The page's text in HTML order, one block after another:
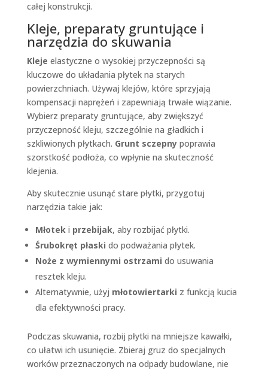
całej konstrukcji.
Kleje, preparaty gruntujące i
narzędzia do skuwania
Kleje elastyczne o wysokiej przyczepności są
kluczowe do układania płytek na starych
powierzchniach. Używaj klejów, które sprzyjają
kompensacji naprężeń i zapewniają trwałe wiązanie.
Wybierz preparaty gruntujące, aby zwiększyć
przyczepność kleju, szczególnie na gładkich i
szkliwionych płytkach. Grunt sczepnypoprawia
szorstkość podłoża, co wpłynie na skuteczność
klejenia.
Aby skutecznie usunąć stare płytki, przygotuj
narzędzia takie jak:
Młoteki przebijak, aby rozbijać płytki.
Śrubokręt płaski do podważania płytek.
Noże z wymiennymi ostrzami do usuwania
resztek kleju.
Alternatywnie, użyj młotowiertarki z funkcją kucia
dla efektywności pracy.
Podczas skuwania, rozbij płytki na mniejsze kawałki,
co ułatwi ich usunięcie. Zbieraj gruz do specjalnych
worków przeznaczonych na odpady budowlane, nie